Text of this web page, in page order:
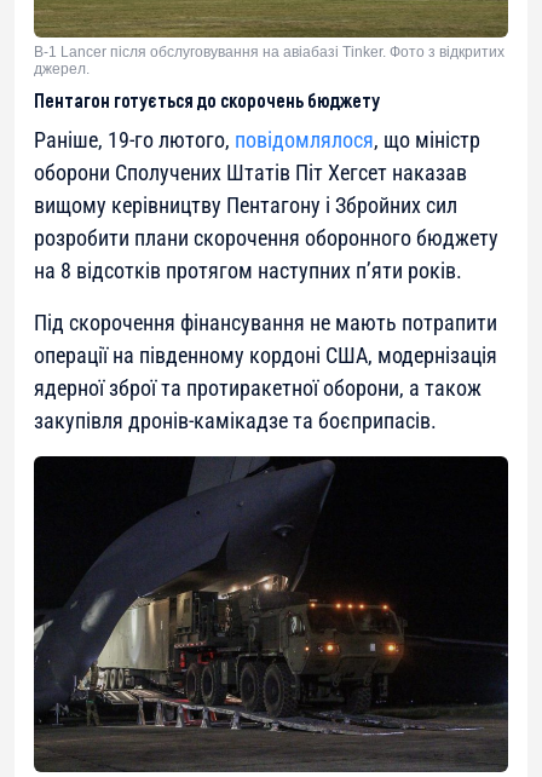
B-1 Lancer після обслуговування на авіабазі Tinker. Фото з відкритих
джерел.
Пентагон готується до скорочень бюджету
Раніше, 19-го лютого, повідомлялося, що міністр
оборони Сполучених Штатів Піт Хегсет наказав
вищому керівництву Пентагону і Збройних сил
розробити плани скорочення оборонного бюджету
на 8 відсотків протягом наступних п’яти років.
Під скорочення фінансування не мають потрапити
операції на південному кордоні США, модернізація
ядерної зброї та протиракетної оборони, а також
закупівля дронів-камікадзе та боєприпасів.